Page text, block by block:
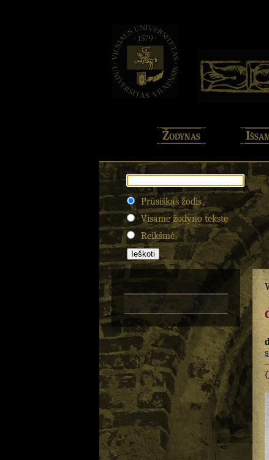
Žodynas
Prūsiškas žodis
Visame žodyno tekste
Reikšmė
(